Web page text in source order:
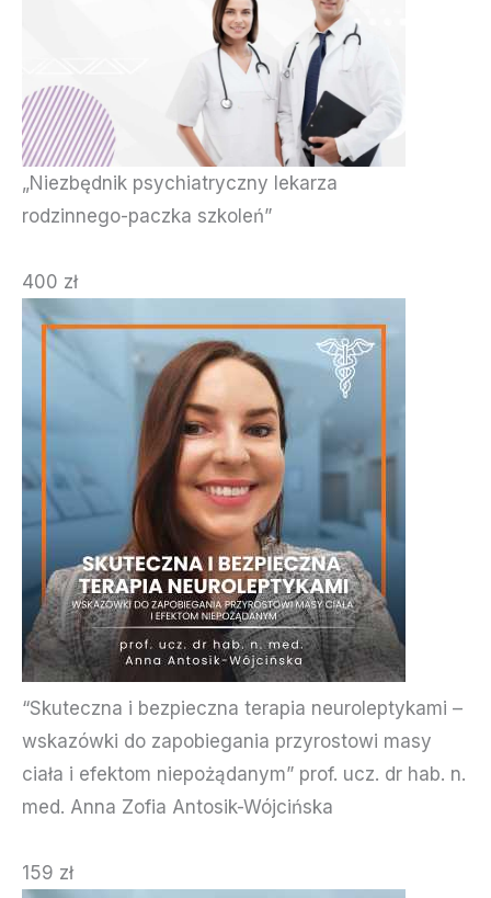
„Niezbędnik psychiatryczny lekarza
rodzinnego-paczka szkoleń”
400 zł
“Skuteczna i bezpieczna terapia neuroleptykami –
wskazówki do zapobiegania przyrostowi masy
ciała i efektom niepożądanym” prof. ucz. dr hab. n.
med. Anna Zofia Antosik-Wójcińska
159 zł